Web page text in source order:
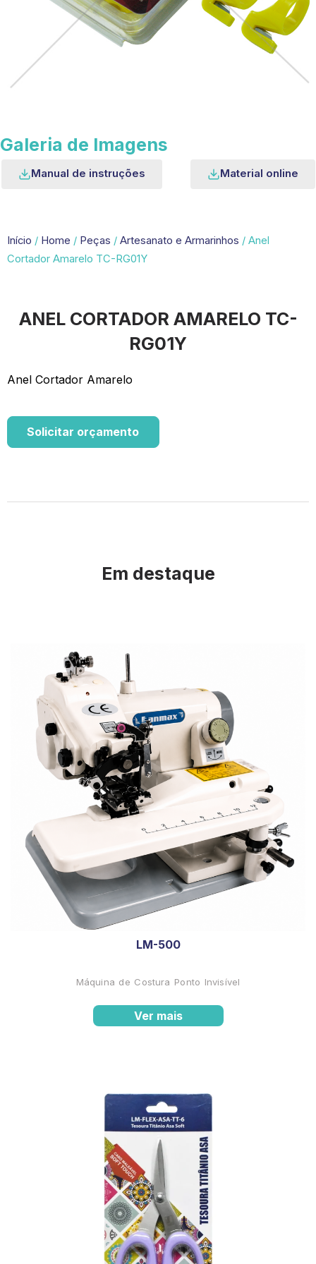
Galeria de Imagens
Manual de instruções Material online
Início / Home / Peças / Artesanato e Armarinhos / Anel
Cortador Amarelo TC-RG01Y
ANEL CORTADOR AMARELO TC-
RG01Y
Anel Cortador Amarelo
Solicitar orçamento
Em destaque
LM-500
Máquina de Costura Ponto Invisível
Ver mais